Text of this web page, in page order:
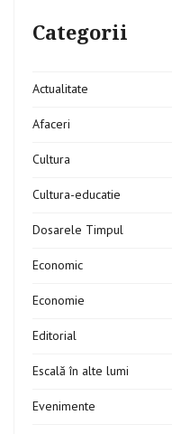
Categorii
Actualitate
Afaceri
Cultura
Cultura-educatie
Dosarele Timpul
Economic
Economie
Editorial
Escală în alte lumi
Evenimente